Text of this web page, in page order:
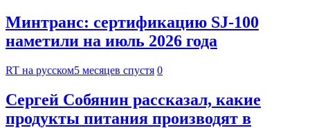
Минтранс: сертификацию SJ-100
наметили на июль 2026 года
RT на русском5 месяцев спустя 0
Сергей Собянин рассказал, какие
продукты питания производят в